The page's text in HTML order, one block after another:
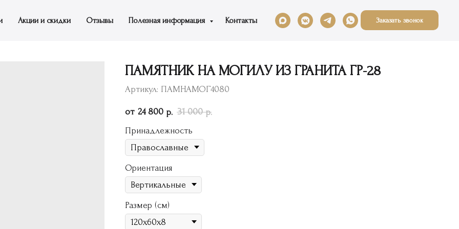
Акции и скидки Отзывы Полезная информация Контакты Заказать звонок
ПАМЯТНИК НА МОГИЛУ ИЗ ГРАНИТА ГР-28
Артикул: ПАМНАМОГ4080
24 800 р. 31 000 р.
Принадлежность
Ориентация
Размер (см)